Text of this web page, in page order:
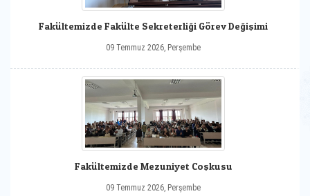
Fakültemizde Fakülte Sekreterliği Görev Değişimi
09 Temmuz 2026, Perşembe
Fakültemizde Mezuniyet Coşkusu
09 Temmuz 2026, Perşembe